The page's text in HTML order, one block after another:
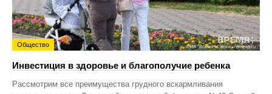
Общество
Инвестиция в здоровье и благополучие ребенка
Рассмотрим все преимущества грудного вскармливания